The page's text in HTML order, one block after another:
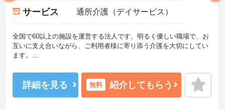
サービス 通所介護（デイサービス）
全国で60以上の施設を運営する法人です。明るく優しい職場で、お
互いに支え合いながら、ご利用者様に寄り添う介護を大切にしてい
ます。
勤務出来る方を歓迎しています。
ご興味ある方には、面接対策ポイントなど、さらに詳細をお話しい
たしますのでお気軽にご相談ください！
詳細を見る 無料 紹介してもらう